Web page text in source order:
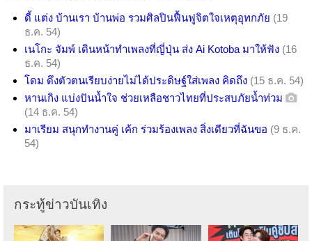
ดี้ แต่ง บ้านเรา บ้านพ่อ รวมศิลปินฟื้นฟูจิตใจเหตุอุทกภัย (19
ธ.ค. 54)
เนโกะ จัมพ์ เดินหน้าทำเพลงที่ญี่ปุ่น ส่ง Ai Kotoba มาให้ฟัง (16
ธ.ค. 54)
โดม ดึงตัวตนเรียบง่ายไม่ได้ประดิษฐ์ใส่เพลง คิดถึง (15 ธ.ค. 54)
หานเกิง แบ่งปันน้ำใจ ช่วยเหลือชาวไทยที่ประสบภัยน้ำท่วม
(14 ธ.ค. 54)
มาเรียม สนุกทำงานคู่ เค้ก ร่วมร้องเพลง สิ่งเดียวที่ฉันขอ (9 ธ.ค.
54)
กระทู้ข่าวบันเทิง